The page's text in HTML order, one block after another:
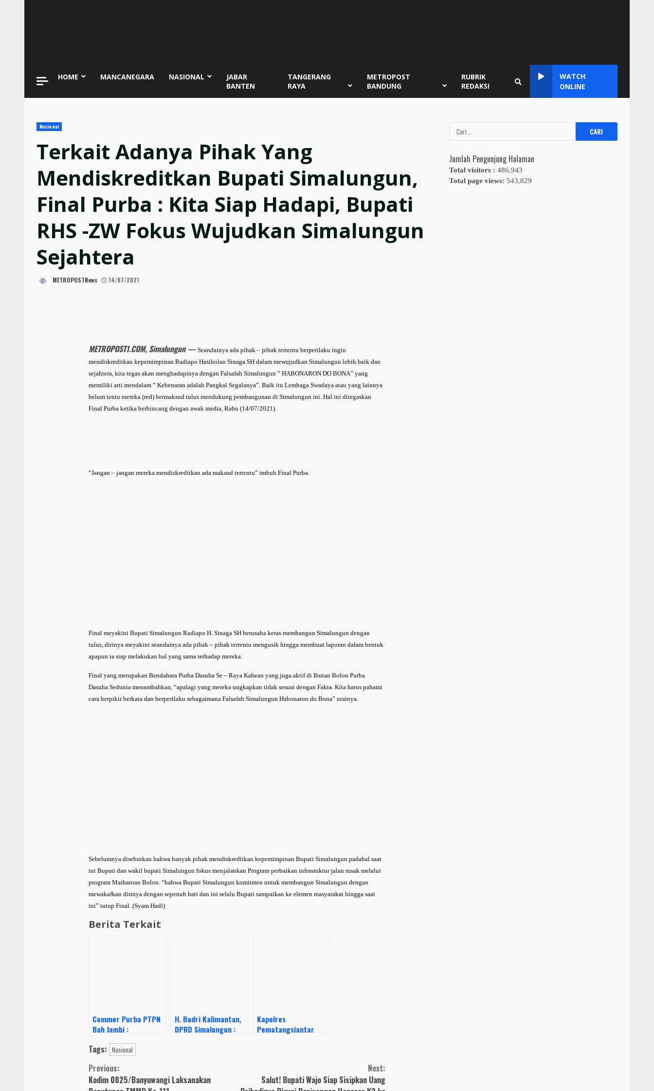
HOME MANCANEGARA NASIONAL
JABAR
BANTEN
TANGERANG
RAYA
METROPOST
BANDUNG
RUBRIK
REDAKSI
WATCH
ONLINE
Nasional
Terkait Adanya Pihak Yang
Mendiskreditkan Bupati Simalungun,
Final Purba : Kita Siap Hadapi, Bupati
RHS -ZW Fokus Wujudkan Simalungun
Sejahtera
METROPOSTNews 14/07/2021
METROPOST1.COM, Simalungun — Seandainya ada pihak – pihak tertentu berperilaku ingin
mendiskreditkan kepemimpinan Radiapo Hasiholan Sinaga SH dalam mewujudkan Simalungun lebih baik dan
sejahtera, kita tegas akan menghadapinya dengan Falsafah Simalungun ” HABONARON DO BONA” yang
memiliki arti mendalam ” Kebenaran adalah Pangkal Segalanya”. Baik itu Lembaga Swadaya atau yang lainnya
belum tentu mereka (red) bermaksud tulus mendukung pembangunan di Simalungun ini. Hal ini ditegaskan
Final Purba ketika berbincang dengan awak media, Rabu (14/07/2021).
“Jangan – jangan mereka mendiskreditkan ada maksud tertentu” imbuh Final Purba.
Final meyakini Bupati Simalungun Radiapo H. Sinaga SH berusaha keras membangun Simalungun dengan
tulus, dirinya meyakini seandainya ada pihak – pihak tertentu mengusik hingga membuat laporan dalam bentuk
apapun ia siap melakukan hal yang sama terhadap mereka.
Final yang merupakan Bendahara Purba Dasuha Se – Raya Kahean yang juga aktif di Ihutan Bolon Purba
Dasuha Sedunia menambahkan, “apalagi yang mereka ungkapkan tidak sesuai dengan Fakta. Kita harus pahami
cara berpikir berkata dan berperilaku sebagaimana Falsafah Simalungun Habonaron do Bona” urainya.
Sebelumnya disebutkan bahwa banyak pihak mendiskreditkan kepemimpinan Bupati Simalungun padahal saat
ini Bupati dan wakil bupati Simalungun fokus menjalankan Program perbaikan infrasruktur jalan rusak melalui
program Marharoan Bolon. “bahwa Bupati Simalungun komitmen untuk membangun Simalungun dengan
mewakafkan dirinya dengan sepenuh hati dan ini selalu Bupati sampaikan ke elemen masyarakat hingga saat
ini” tutup Final. (Syam Hadi)
Berita Terkait
Commer Purba PTPN
Bah Jambi :
Pengusulan Pekerja
PTPN IV
H. Badri Kalimantan,
DPRD Simalungun :
Kapolres
Pematangsiantar
0207/Simalungun
Tags: Nasional
Continue
Previous:
Kodim 0825/Banyuwangi Laksanakan
Next:
Salut! Bupati Wajo Siap Sisipkan Uang
Cari
untuk:
Jumlah Pengunjung Halaman
Total visitors :486,943
Total page views: 543,829